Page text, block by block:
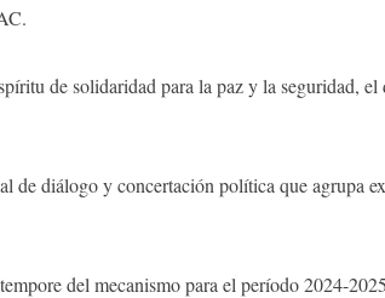
de solidaridad para la paz y la seguridad,
de diálogo y concertación política que agrupa
del mecanismo para el período 2024-